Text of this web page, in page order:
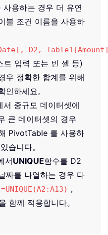
사용하는 경우 더 유연
블 조건 이름을 사용하
D2,
트 입력 또는 빈 셀 등)
우 정확한 합계를 위해
인하세요。
서 중규모 데이터셋에
큰 데이터셋의 경우
PivotTable 를 사용하
습니다。
서UNIQUE함수를 D2
짜를 나열하는 경우 다
=UNIQUE(A2:A13) ，
함께 적용합니다。